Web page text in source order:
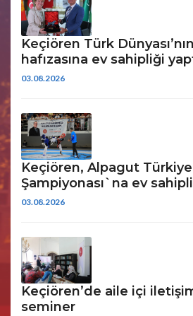
Keçiören Türk
hafızasına ev sahipliği
03.08.2026
Keçiören, Alpagut Türkiye
Şampiyonası`na ev
03.08.2026
Keçiören’de aile içi
seminer